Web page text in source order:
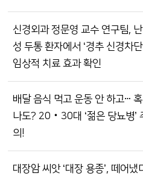
신경외과 정문영 교수 연구팀, 난
성 두통 환자에서 ‘경추 신경차단
임상적 치료 효과 확인
배달 음식 먹고 운동 안 하고ⵈ 혹
나도? 20‧30대 ‘젊은 당뇨병’
의!
대장암 씨앗 ‘대장 용종’, 떼어냈